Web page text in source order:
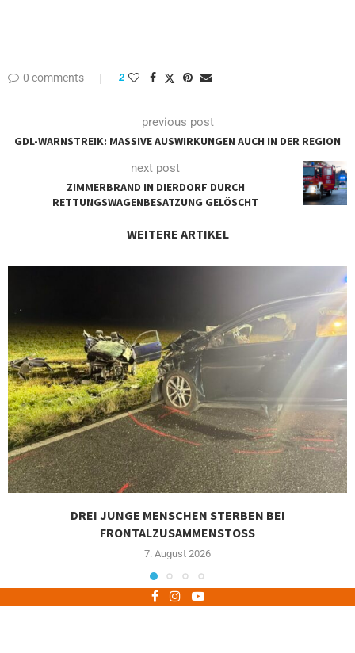
0 comments 2
previous post
GDL-WARNSTREIK: MASSIVE AUSWIRKUNGEN AUCH IN DER REGION
next post
ZIMMERBRAND IN DIERDORF DURCH
RETTUNGSWAGENBESATZUNG GELÖSCHT
WEITERE ARTIKEL
DREI JUNGE MENSCHEN STERBEN BEI
FRONTALZUSAMMENSTOSS
7. August 2026